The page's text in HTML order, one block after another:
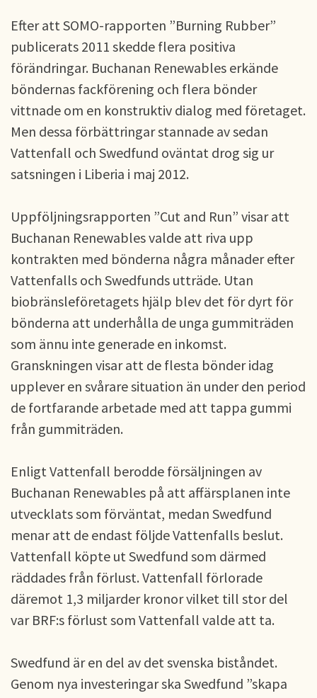
Efter att SOMO-rapporten ”Burning Rubber”
publicerats 2011 skedde flera positiva
förändringar. Buchanan Renewables erkände
böndernas fackförening och flera bönder
vittnade om en konstruktiv dialog med företaget.
Men dessa förbättringar stannade av sedan
Vattenfall och Swedfund oväntat drog sig ur
satsningen i Liberia i maj 2012.
Uppföljningsrapporten ”Cut and Run” visar att
Buchanan Renewables valde att riva upp
kontrakten med bönderna några månader efter
Vattenfalls och Swedfunds utträde. Utan
biobränsleföretagets hjälp blev det för dyrt för
bönderna att underhålla de unga gummiträden
som ännu inte generade en inkomst.
Granskningen visar att de flesta bönder idag
upplever en svårare situation än under den period
de fortfarande arbetade med att tappa gummi
från gummiträden.
Enligt Vattenfall berodde försäljningen av
Buchanan Renewables på att affärsplanen inte
utvecklats som förväntat, medan Swedfund
menar att de endast följde Vattenfalls beslut.
Vattenfall köpte ut Swedfund som därmed
räddades från förlust. Vattenfall förlorade
däremot 1,3 miljarder kronor vilket till stor del
var BRF:s förlust som Vattenfall valde att ta.
Swedfund är en del av det svenska biståndet.
Genom nya investeringar ska Swedfund ”skapa